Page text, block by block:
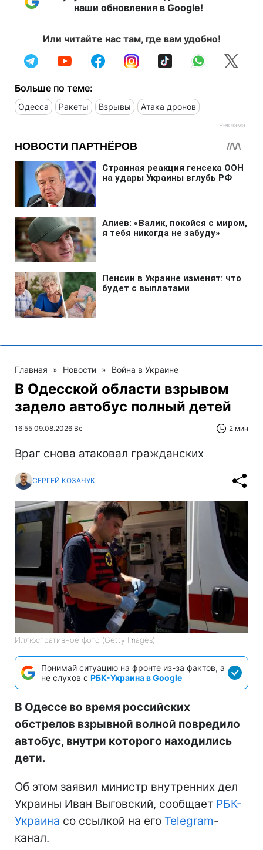
наши обновления в Google!
Или читайте нас там, где вам удобно!
Больше по теме:
Одесса Ракеты Взрывы Атака дронов
Главная » Новости » Война в Украине
В Одесской области взрывом
задело автобус полный детей
16:55 09.08.2026 Вс 2 мин
Враг снова атаковал гражданских
СЕРГЕЙ КОЗАЧУК
Иллюстративное фото (Getty Images)
Понимай ситуацию на фронте из-за фактов, а
не слухов с РБК-Украина в Google
В Одессе во время российских
обстрелов взрывной волной повредило
автобус, внутри которого находились
дети.
Об этом заявил министр внутренних дел
Украины Иван Выговский, сообщает РБК-
Украина со ссылкой на его Telegram-
канал.